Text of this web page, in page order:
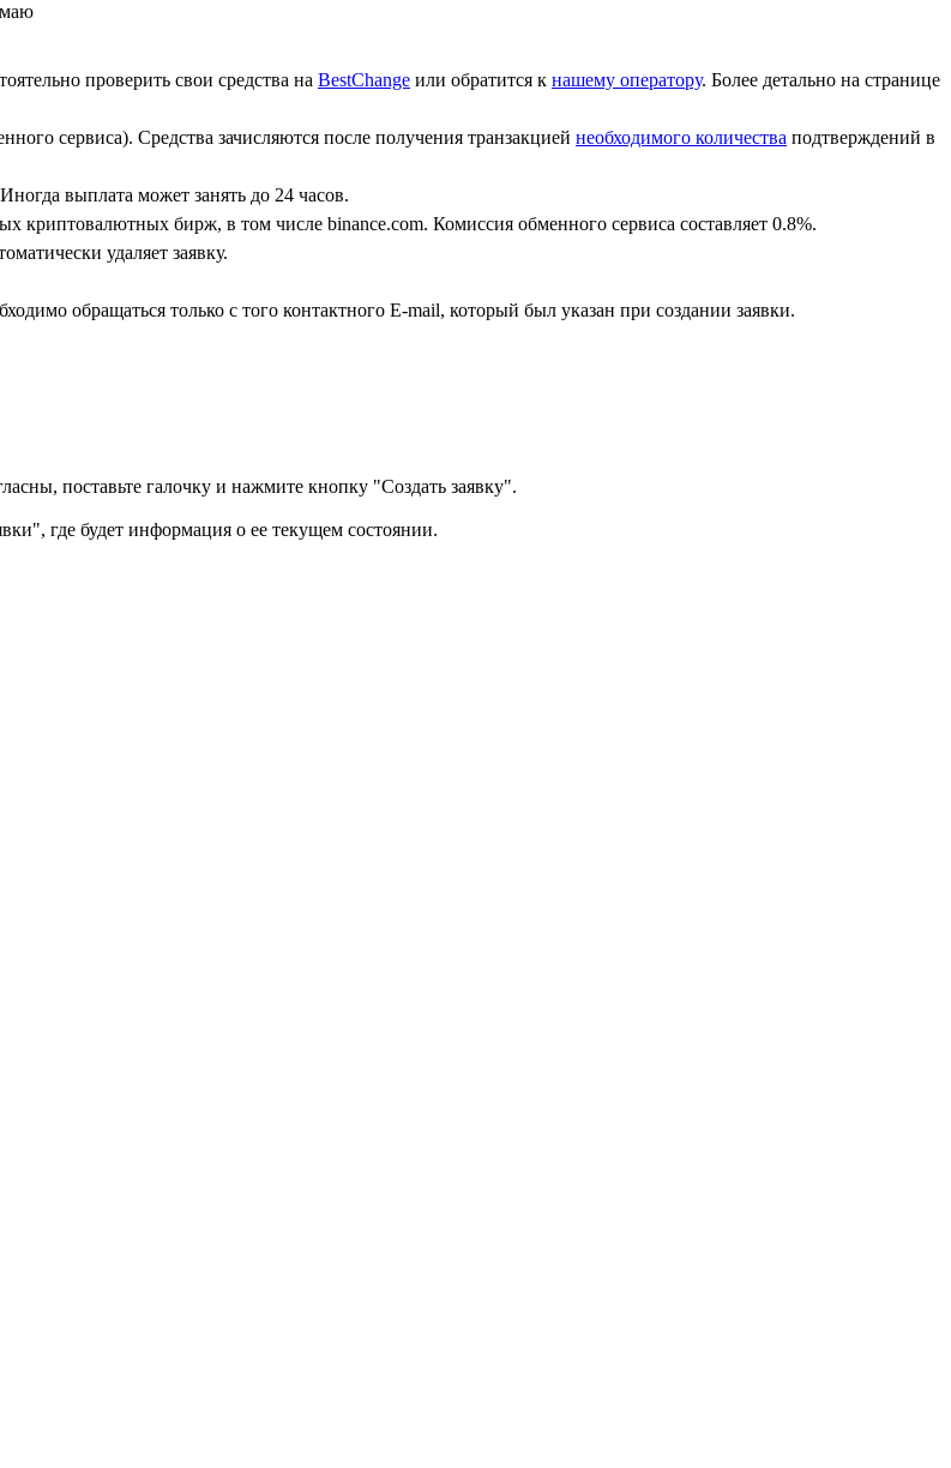
проверить свои средства на BestChange или обратится к нашему оператору. Более детально на странице
сервиса). Средства зачисляются после получения транзакцией необходимого количества подтверждений в
выплата может занять до 24 часов.
криптовалютных бирж, в том числе binance.com. Комиссия обменного сервиса составляет 0.8%.
удаляет заявку.
обращаться только с того контактного Е-mail, который был указан при создании заявки.
поставьте галочку и нажмите кнопку "Создать заявку".
где будет информация о ее текущем состоянии.